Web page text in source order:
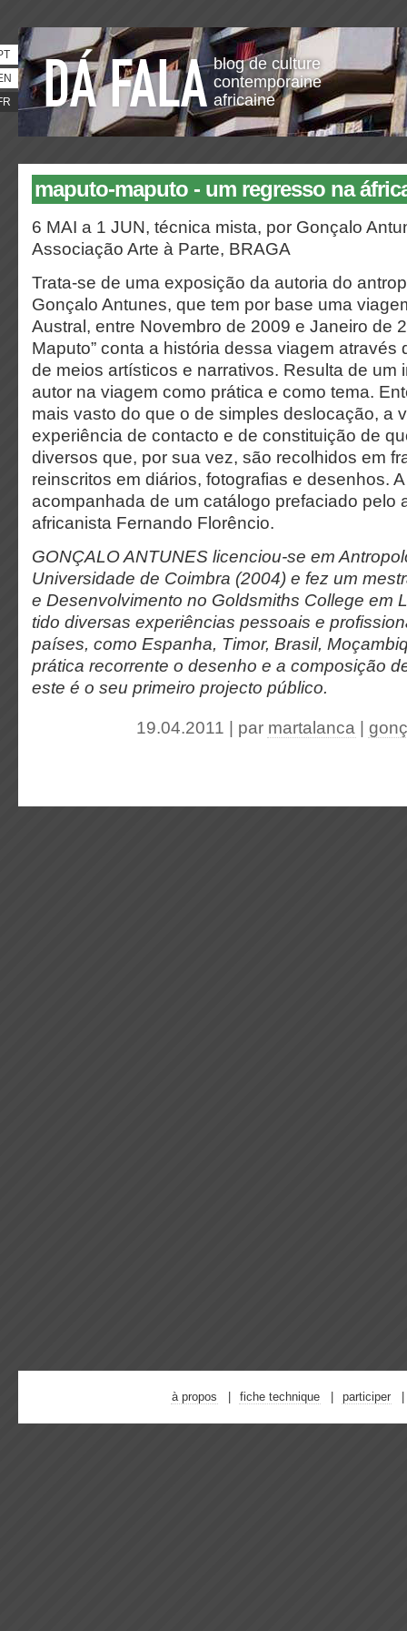
blog de culture
contemporaine
africaine
maputo-maputo - um regresso na
6 MAI a 1 JUN, técnica mista, por Gonçalo
Associação Arte à Parte, BRAGA
Trata-se de uma exposição da autoria do
Gonçalo Antunes, que tem por base uma
Austral, entre Novembro de 2009 e Janeiro de
Maputo” conta a história dessa viagem através
de meios artísticos e narrativos. Resulta de um
autor na viagem como prática e como tema.
mais vasto do que o de simples deslocação, a
experiência de contacto e de constituição de
diversos que, por sua vez, são recolhidos em
reinscritos em diários, fotografias e desenhos.
acompanhada de um catálogo prefaciado pelo
africanista Fernando Florêncio.
GONÇALO ANTUNES licenciou-se em
Universidade de Coimbra (2004) e fez um
e Desenvolvimento no Goldsmiths College em
tido diversas experiências pessoais e
países, como Espanha, Timor, Brasil,
prática recorrente o desenho e a composição
este é o seu primeiro projecto público.
19.04.2011 | par martalanca
à propos fiche technique participer